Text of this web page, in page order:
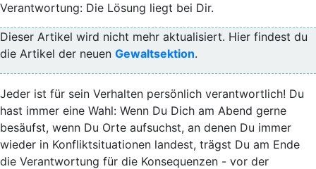
Verantwortung: Die Lösung liegt bei Dir.
Dieser Artikel wird nicht mehr aktualisiert. Hier findest du
die Artikel der neuen Gewaltsektion.
Jeder ist für sein Verhalten persönlich verantwortlich! Du
hast immer eine Wahl: Wenn Du Dich am Abend gerne
besäufst, wenn Du Orte aufsuchst, an denen Du immer
wieder in Konfliktsituationen landest, trägst Du am Ende
die Verantwortung für die Konsequenzen - vor der